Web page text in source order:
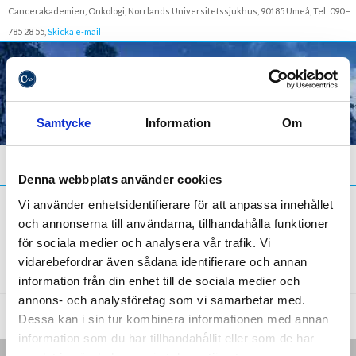
Samtycke Information Om
Denna webbplats använder cookies
Vi använder enhetsidentifierare för att anpassa innehållet
och annonserna till användarna, tillhandahålla funktioner
för sociala medier och analysera vår trafik. Vi
vidarebefordrar även sådana identifierare och annan
information från din enhet till de sociala medier och
annons- och analysföretag som vi samarbetar med.
Dessa kan i sin tur kombinera informationen med annan
information som du har tillhandahållit eller som de har
Cancerakademien, Onkologi, Norrlands Universitetssjukhus, 90185 Umeå, Tel: 090 –
785 28 55, Skicka e-mail
Eano